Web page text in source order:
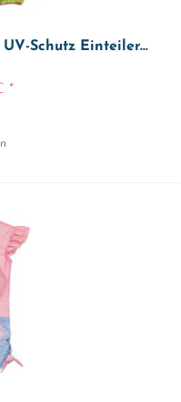
Schutz Einteiler...
*